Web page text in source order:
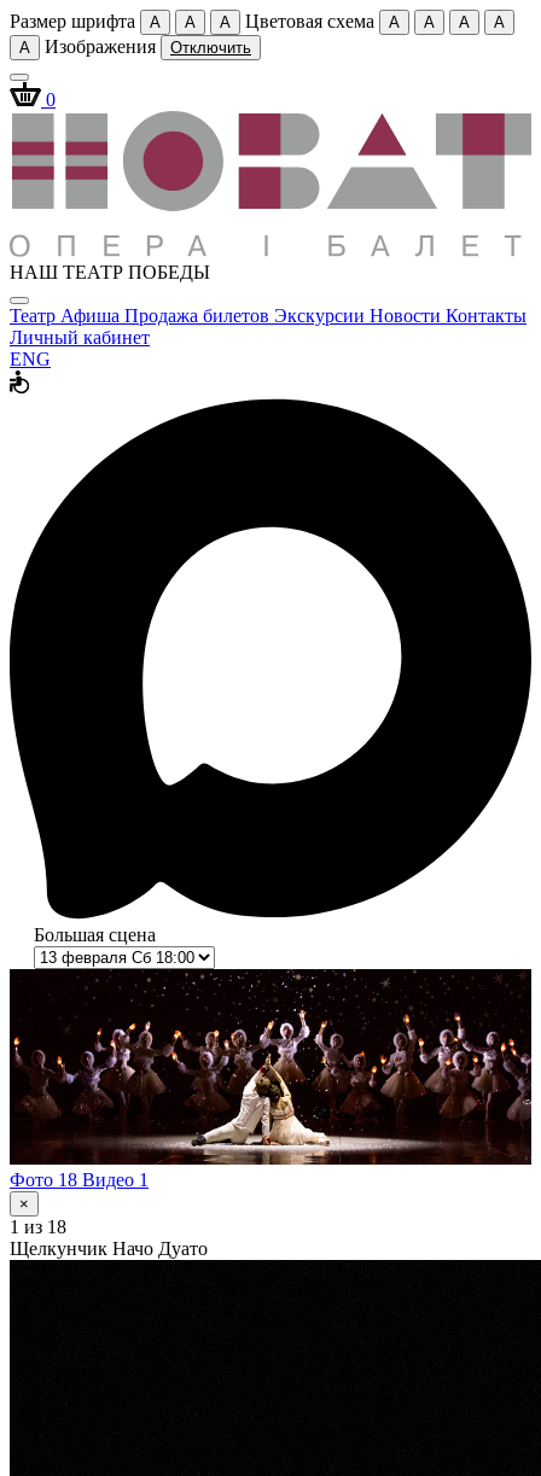
Размер шрифта A A A Цветовая схема A A A
A
A
Изображения Отключить
0
НАШ ТЕАТР ПОБЕДЫ
Театр Афиша Продажа билетов Экскурсии Новости Контакты
Личный кабинет
ENG
Большая сцена
Фото 18 Видео 1
×
1 из 18
Щелкунчик Начо Дуато